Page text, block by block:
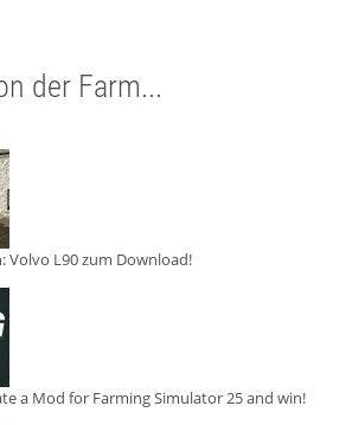
der Farm...
Volvo L90 zum Download!
a Mod for Farming Simulator 25 and win!